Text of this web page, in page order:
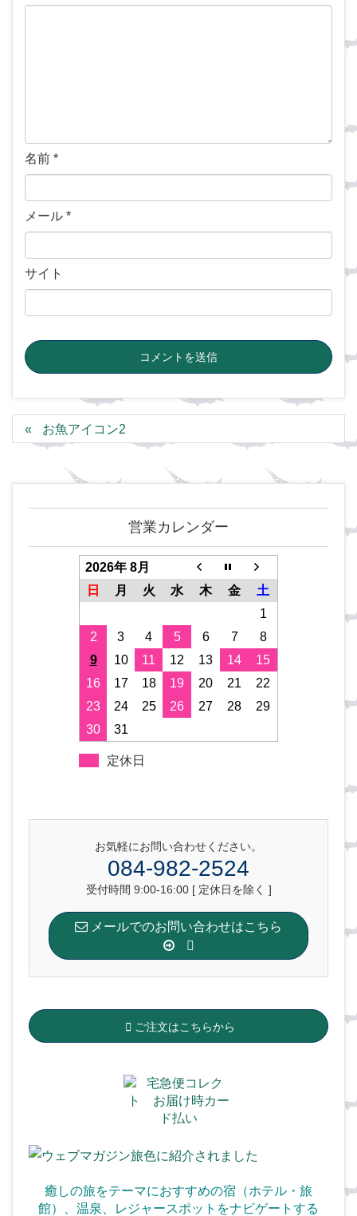
名前 *
メール *
サイト
お魚アイコン2
営業カレンダー
2026年 8月
日
月 火 水 木 金
土
1
2
3 4 5 6 7
8
9
10 11 12 13 14
15
16
17 18 19 20 21
22
23
24 25 26 27 28
29
30
31
定休日
お気軽にお問い合わせください。
084-982-2524
受付時間 9:00-16:00 [ 定休日を除く ]
メールでのお問い合わせはこちら
ご注文はこちらから
癒しの旅をテーマにおすすめの宿（ホテル・旅
館）、温泉、
レジャースポットをナビゲートする